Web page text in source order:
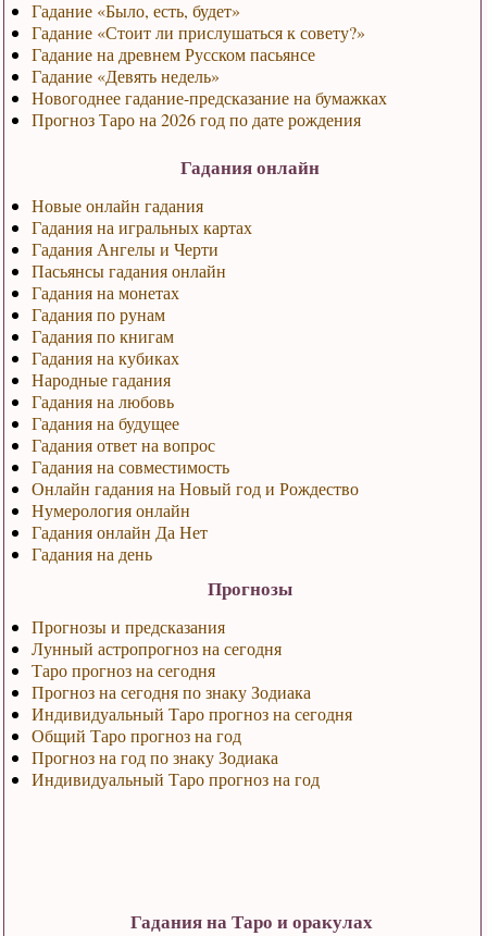
Гадание «Было, есть, будет»
Гадание «Стоит ли прислушаться к совету?»
Гадание на древнем Русском пасьянсе
Гадание «Девять недель»
Новогоднее гадание-предсказание на бумажках
Прогноз Таро на 2026 год по дате рождения
Гадания онлайн
Новые онлайн гадания
Гадания на игральных картах
Гадания Ангелы и Черти
Пасьянсы гадания онлайн
Гадания на монетах
Гадания по рунам
Гадания по книгам
Гадания на кубиках
Народные гадания
Гадания на любовь
Гадания на будущее
Гадания ответ на вопрос
Гадания на совместимость
Онлайн гадания на Новый год и Рождество
Нумерология онлайн
Гадания онлайн Да Нет
Гадания на день
Прогнозы
Прогнозы и предсказания
Лунный астропрогноз на сегодня
Таро прогноз на сегодня
Прогноз на сегодня по знаку Зодиака
Индивидуальный Таро прогноз на сегодня
Общий Таро прогноз на год
Прогноз на год по знаку Зодиака
Индивидуальный Таро прогноз на год
Гадания на Таро и оракулах